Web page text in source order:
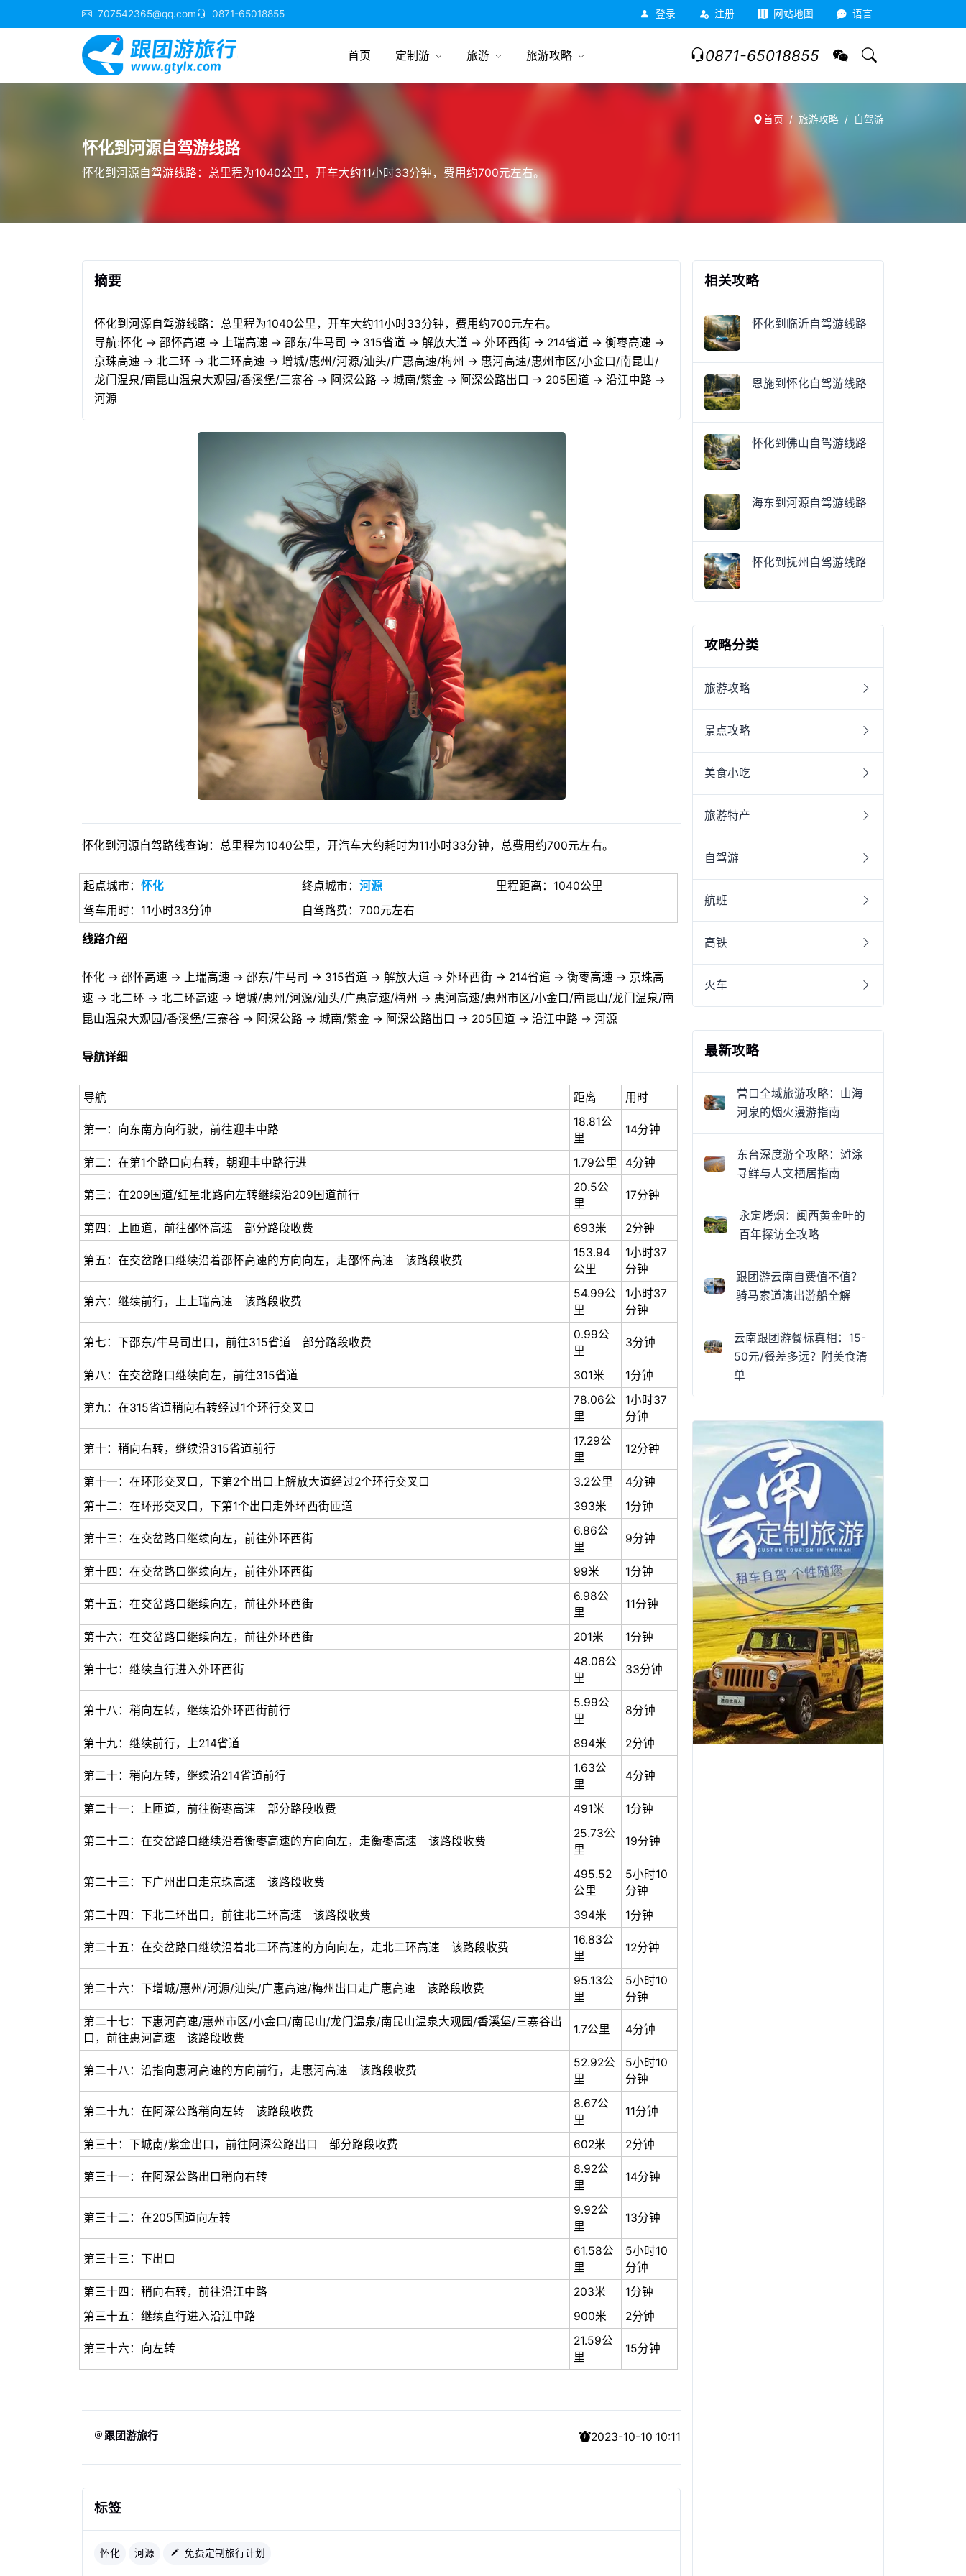
707542365@qq.com 0871-65018855 登录 注册 网站地图 语言
首页 定制游 旅游 旅游攻略 0871-65018855
首页 旅游攻略 自驾游
怀化到河源自驾游线路
怀化到河源自驾游线路：总里程为1040公里，开车大约11小时33分钟，费用约700元左右。
摘要
怀化到河源自驾游线路：总里程为1040公里，开车大约11小时33分钟，费用约700元左右。
导航:怀化 → 邵怀高速 → 上瑞高速 → 邵东/牛马司 → 315省道 → 解放大道 → 外环西街 → 214省道 → 衡枣高速 →
京珠高速 → 北二环 → 北二环高速 → 增城/惠州/河源/汕头/广惠高速/梅州 → 惠河高速/惠州市区/小金口/南昆山/
龙门温泉/南昆山温泉大观园/香溪堡/三寨谷 → 阿深公路 → 城南/紫金 → 阿深公路出口 → 205国道 → 沿江中路 →
河源
怀化到河源自驾路线查询：总里程为1040公里，开汽车大约耗时为11小时33分钟，总费用约700元左右。
起点城市： 怀化 终点城市： 河源
里程距离：1040公里
驾车用时：11小时33分钟
自驾路费：700元左右
线路介绍
怀化 → 邵怀高速 → 上瑞高速 → 邵东/牛马司 → 315省道 → 解放大道 → 外环西街 → 214省道 → 衡枣高速 → 京珠高
速 → 北二环 → 北二环高速 → 增城/惠州/河源/汕头/广惠高速/梅州 → 惠河高速/惠州市区/小金口/南昆山/龙门温泉/南
昆山温泉大观园/香溪堡/三寨谷 → 阿深公路 → 城南/紫金 → 阿深公路出口 → 205国道 → 沿江中路 → 河源
导航详细
导航 距离 用时
第一：向东南方向行驶，前往迎丰中路
18.81公
里
14分钟
第二：在第1个路口向右转，朝迎丰中路行进 1.79公里 4分钟
第三：在209国道/红星北路向左转继续沿209国道前行
20.5公
里
17分钟
第四：上匝道，前往邵怀高速 部分路段收费 693米 2分钟
第五：在交岔路口继续沿着邵怀高速的方向向左，走邵怀高速 该路段收费
153.94
公里
1小时37
分钟
第六：继续前行，上上瑞高速 该路段收费
54.99公
里
1小时37
分钟
第七：下邵东/牛马司出口，前往315省道 部分路段收费
0.99公
里
3分钟
第八：在交岔路口继续向左，前往315省道 301米 1分钟
第九：在315省道稍向右转经过1个环行交叉口
78.06公
里
1小时37
分钟
第十：稍向右转，继续沿315省道前行
17.29公
里
12分钟
第十一：在环形交叉口，下第2个出口上解放大道经过2个环行交叉口 3.2公里
4分钟
第十二：在环形交叉口，下第1个出口走外环西街匝道
393米 1分钟
第十三：在交岔路口继续向左，前往外环西街
6.86公
里
9分钟
第十四：在交岔路口继续向左，前往外环西街 99米 1分钟
第十五：在交岔路口继续向左，前往外环西街
6.98公
里
11分钟
第十六：在交岔路口继续向左，前往外环西街 201米 1分钟
第十七：继续直行进入外环西街
48.06公
里
33分钟
第十八：稍向左转，继续沿外环西街前行
5.99公
里
8分钟
第十九：继续前行，上214省道 894米 2分钟
第二十：稍向左转，继续沿214省道前行
1.63公
里
4分钟
第二十一：上匝道，前往衡枣高速 部分路段收费 491米 1分钟
第二十二：在交岔路口继续沿着衡枣高速的方向向左，走衡枣高速 该路段收费
25.73公
里
19分钟
第二十三：下广州出口走京珠高速 该路段收费
495.52
公里
5小时10
分钟
第二十四：下北二环出口，前往北二环高速 该路段收费
394米 1分钟
第二十五：在交岔路口继续沿着北二环高速的方向向左，走北二环高速 该路段收费
16.83公
里
12分钟
第二十六：下增城/惠州/河源/汕头/广惠高速/梅州出口走广惠高速 该路段收费
95.13公
里
5小时10
分钟
第二十七：下惠河高速/惠州市区/小金口/南昆山/龙门温泉/南昆山温泉大观园/香溪堡/三寨谷出
口，前往惠河高速 该路段收费
1.7公里 4分钟
第二十八：沿指向惠河高速的方向前行，走惠河高速 该路段收费
52.92公
里
5小时10
分钟
第二十九：在阿深公路稍向左转 该路段收费
8.67公
里
11分钟
第三十：下城南/紫金出口，前往阿深公路出口 部分路段收费 602米 2分钟
第三十一：在阿深公路出口稍向右转
8.92公
里
14分钟
第三十二：在205国道向左转
9.92公
里
13分钟
第三十三：下出口
61.58公
里
5小时10
分钟
第三十四：稍向右转，前往沿江中路
203米
1分钟
第三十五：继续直行进入沿江中路
900米 2分钟
第三十六：向左转
21.59公
里
15分钟
跟团游旅行 2023-10-10 10:11
标签
怀化 河源 免费定制旅行计划
相关攻略
怀化到临沂自驾游线路
恩施到怀化自驾游线路
怀化到佛山自驾游线路
海东到河源自驾游线路
怀化到抚州自驾游线路
攻略分类
旅游攻略
景点攻略
美食小吃
旅游特产
自驾游
航班
高铁
火车
最新攻略
营口全域旅游攻略：山海
河泉的烟火漫游指南
东台深度游全攻略：滩涂
寻鲜与人文栖居指南
永定烤烟：闽西黄金叶的
百年探访全攻略
跟团游云南自费值不值？
骑马索道演出游船全解
云南跟团游餐标真相：15-
50元/餐差多远？附美食清
单